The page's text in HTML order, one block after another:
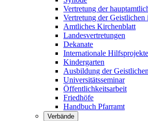
Vertretung der
Vertretung der Geistlichen
Amtliches Kirchenblatt
Landesvertretungen
Dekanate
Internationale Hilfsprojekte
Kindergarten
Ausbildung der Geistlichen
Universitätsseminar
Öffentlichkeitsarbeit
Friedhöfe
Handbuch Pfarramt
Verbände